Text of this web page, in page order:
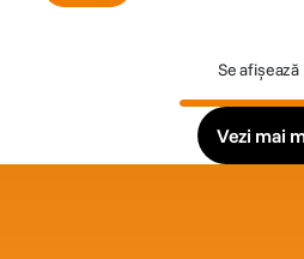
Se afișează
Vezi mai